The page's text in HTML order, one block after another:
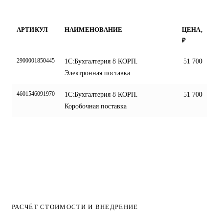
АРТИКУЛ НАИМЕНОВАНИЕ
ЦЕНА,
₽
2900001850445
1С:Бухгалтерия 8 КОРП.
Электронная поставка
51 700
4601546091970
1С:Бухгалтерия 8 КОРП.
Коробочная поставка
51 700
РАСЧЁТ СТОИМОСТИ И ВНЕДРЕНИЕ